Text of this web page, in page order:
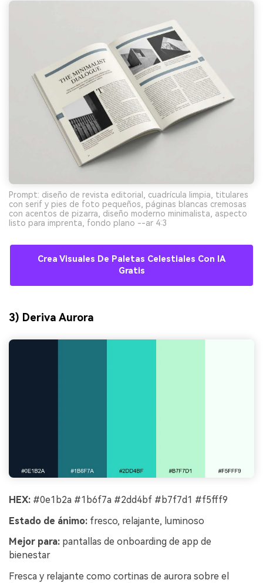
Prompt: diseño de revista editorial, cuadrícula limpia, titulares
con serif y pies de foto pequeños, páginas blancas cremosas
con acentos de pizarra, diseño moderno minimalista, aspecto
listo para imprenta, fondo plano --ar 4:3
Crea Visuales De Paletas Celestiales Con IA
Gratis
3) Deriva Aurora
HEX: #0e1b2a #1b6f7a #2dd4bf #b7f7d1 #f5fff9
Estado de ánimo: fresco, relajante, luminoso
Mejor para: pantallas de onboarding de app de
bienestar
Fresca y relajante como cortinas de aurora sobre el